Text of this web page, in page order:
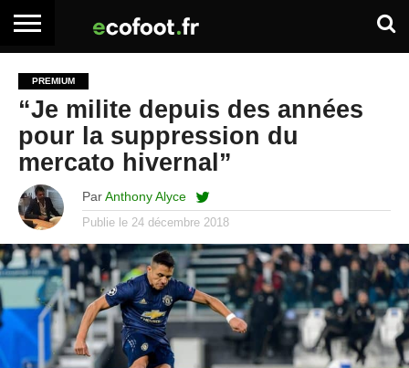
ARTICLES
PREMIUM
ADHÉSION
PREMIUM
SE
CONNECTER
EMPLOI
BOITE
À
OUTILS
PREMIUM
“Je milite depuis des années
pour la suppression du
mercato hivernal”
Par Anthony Alyce
Publie le 24 décembre 2018